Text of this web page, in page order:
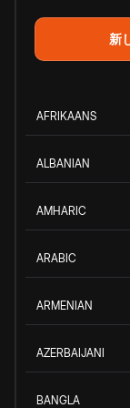
新
AFRIKAANS
ALBANIAN
AMHARIC
ARABIC
ARMENIAN
AZERBAIJANI
BANGLA